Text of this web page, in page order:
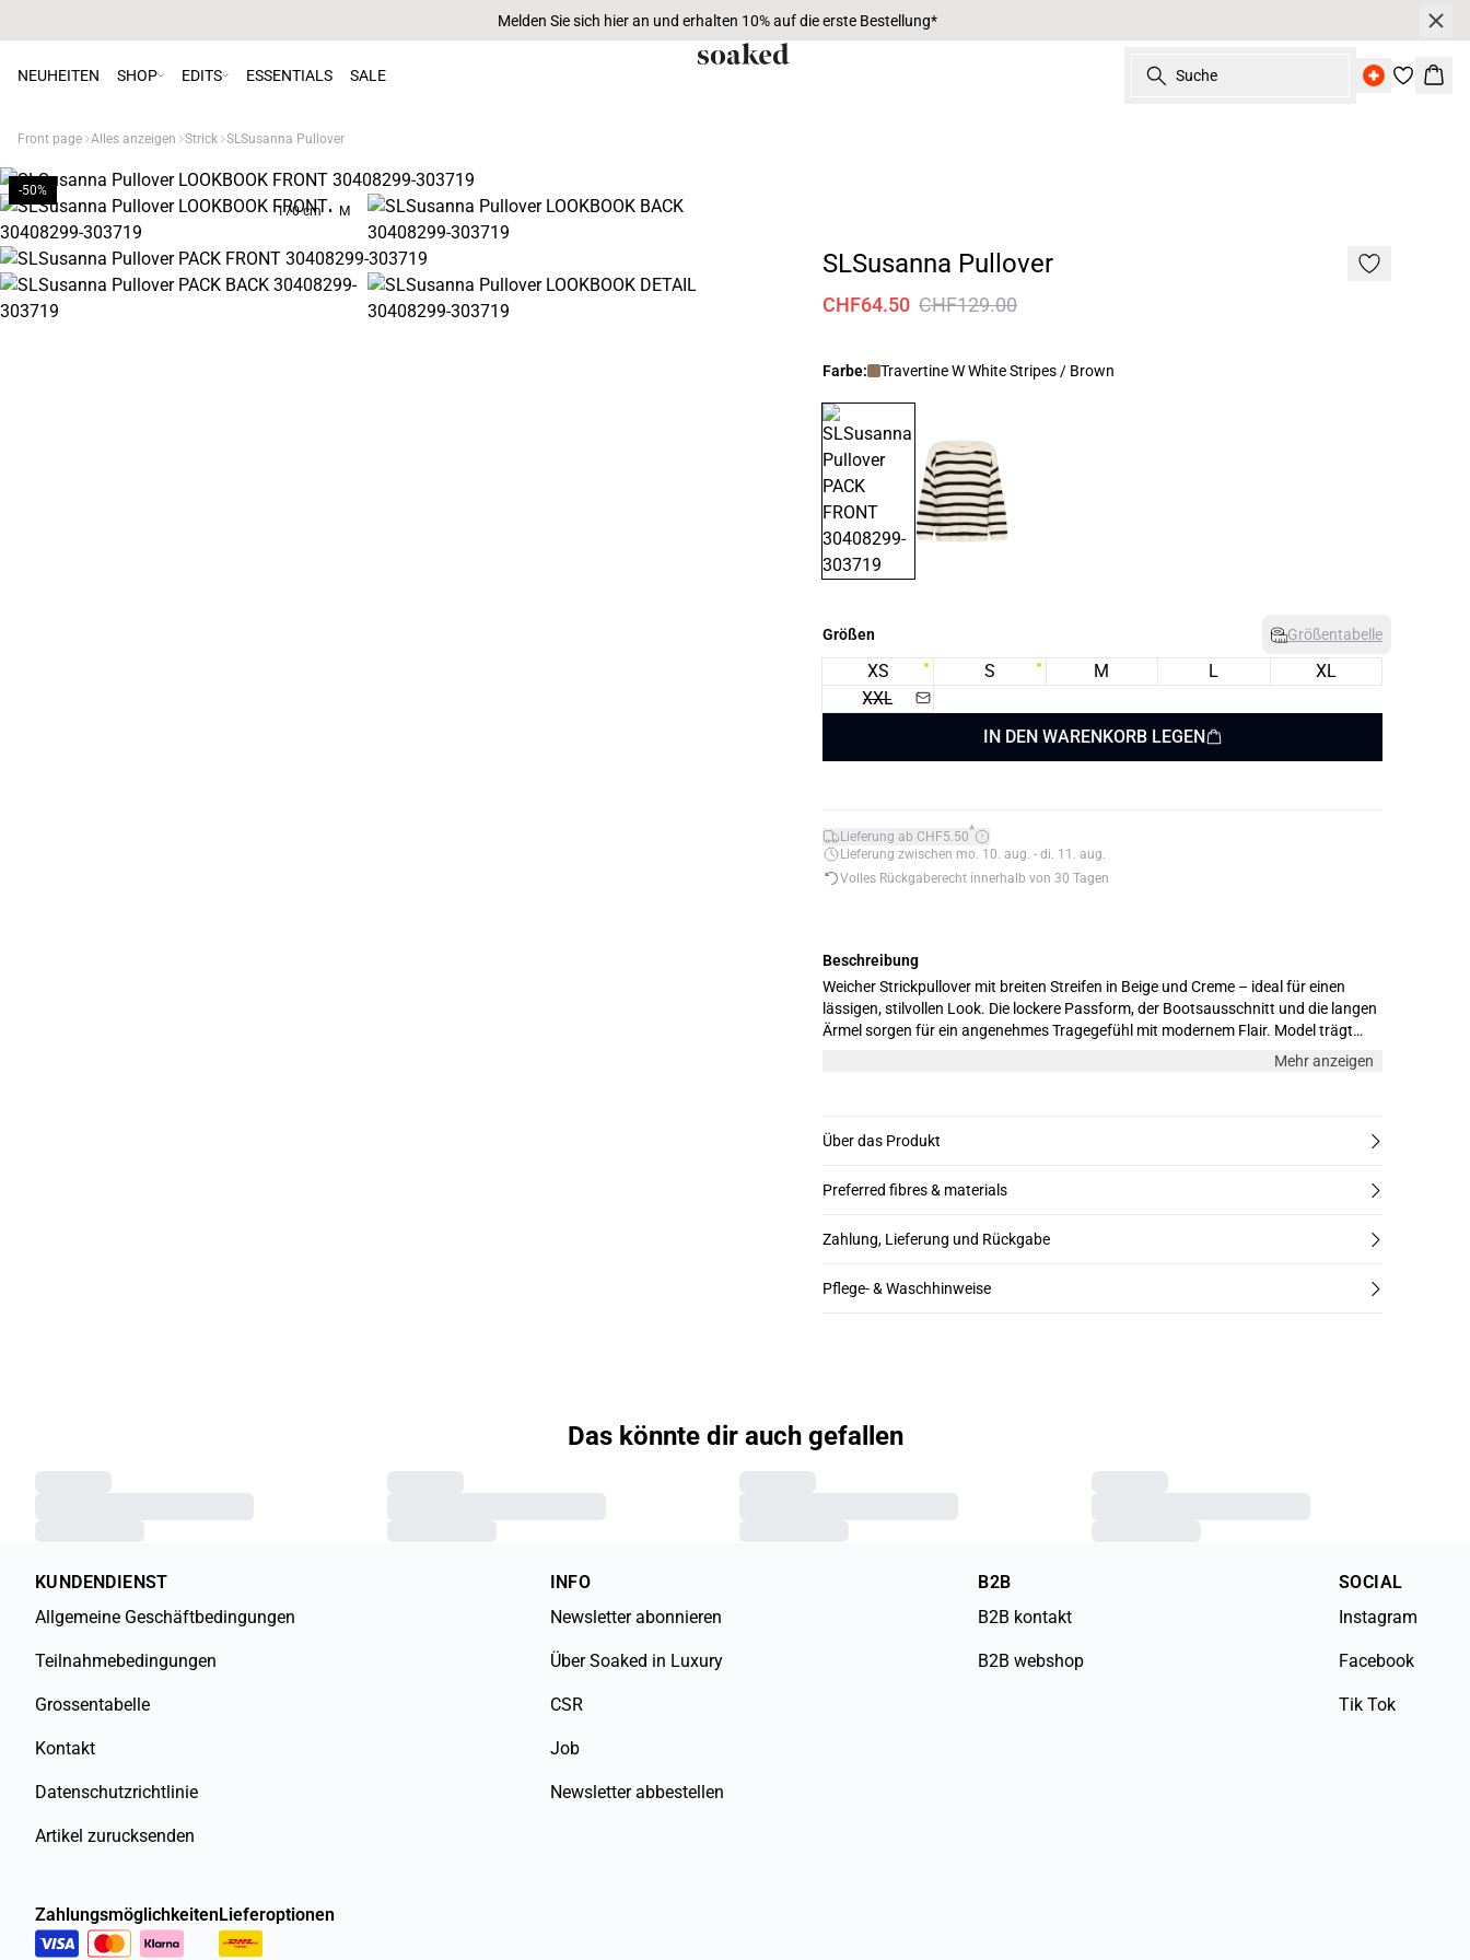
Melden Sie sich hier an und erhalten 10% auf die erste Bestellung*
NEUHEITEN SHOP EDITS ESSENTIALS SALE Suche
Front page Alles anzeigen Strick SLSusanna Pullover
170 cm • M
-50%
SLSusanna Pullover
CHF64.50 CHF129.00
Farbe: Travertine W White Stripes / Brown
Größen Größentabelle
XS S M L
XL
XXL
IN DEN WARENKORB LEGEN
Lieferung ab CHF5.50*
Lieferung zwischen mo. 10. aug. - di. 11. aug.
Volles Rückgaberecht innerhalb von 30 Tagen
Beschreibung
Weicher Strickpullover mit breiten Streifen in Beige und Creme – ideal für einen
lässigen, stilvollen Look. Die lockere Passform, der Bootsausschnitt und die langen
Ärmel sorgen für ein angenehmes Tragegefühl mit modernem Flair. Model trägt
Mehr anzeigen
Über das Produkt
Preferred fibres & materials
Zahlung, Lieferung und Rückgabe
Pflege- & Waschhinweise
Das könnte dir auch gefallen
KUNDENDIENST
Allgemeine Geschäftbedingungen
Teilnahmebedingungen
Grossentabelle
Kontakt
Datenschutzrichtlinie
Artikel zurucksenden
INFO
Newsletter abonnieren
Über Soaked in Luxury
CSR
Job
Newsletter abbestellen
B2B
B2B kontakt
B2B webshop
SOCIAL
Instagram
Facebook
Tik Tok
ZahlungsmöglichkeitenLieferoptionen